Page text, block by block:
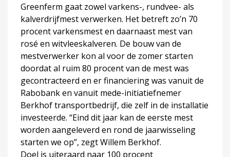
Greenferm gaat zowel varkens-, rundvee- als
kalverdrijfmest verwerken. Het betreft zo’n 70
procent varkensmest en daarnaast mest van
rosé en witvleeskalveren. De bouw van de
mestverwerker kon al voor de zomer starten
doordat al ruim 80 procent van de mest was
gecontracteerd en er financiering was vanuit de
Rabobank en vanuit mede-initiatiefnemer
Berkhof transportbedrijf, die zelf in de installatie
investeerde. “Eind dit jaar kan de eerste mest
worden aangeleverd en rond de jaarwisseling
starten we op”, zegt Willem Berkhof.
Doel is uiteraard naar 100 procent